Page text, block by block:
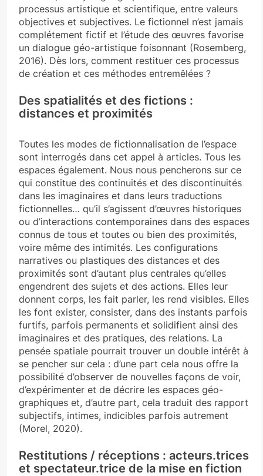
processus artistique et scientifique, entre valeurs
objectives et subjectives. Le fictionnel n’est jamais
complétement fictif et l’étude des œuvres favorise
un dialogue géo-artistique foisonnant (Rosemberg,
2016). Dès lors, comment restituer ces processus
de création et ces méthodes entremêlées ?
Des spatialités et des fictions :
distances et proximités
Toutes les modes de fictionnalisation de l’espace
sont interrogés dans cet appel à articles. Tous les
espaces également. Nous nous pencherons sur ce
qui constitue des continuités et des discontinuités
dans les imaginaires et dans leurs traductions
fictionnelles… qu’il s’agissent d’œuvres historiques
ou d’interactions contemporaines dans des espaces
connus de tous et toutes ou bien des proximités,
voire même des intimités. Les configurations
narratives ou plastiques des distances et des
proximités sont d’autant plus centrales qu’elles
engendrent des sujets et des actions. Elles leur
donnent corps, les fait parler, les rend visibles. Elles
les font exister, consister, dans des instants parfois
furtifs, parfois permanents et solidifient ainsi des
imaginaires et des pratiques, des relations. La
pensée spatiale pourrait trouver un double intérêt à
se pencher sur cela : d’une part cela nous offre la
possibilité d’observer de nouvelles façons de voir,
d’expérimenter et de décrire les espaces géo-
graphiques et, d’autre part, cela traduit des rapport
subjectifs, intimes, indicibles parfois autrement
(Morel, 2020).
Restitutions / réceptions : acteurs.trices
et spectateur.trice de la mise en fiction